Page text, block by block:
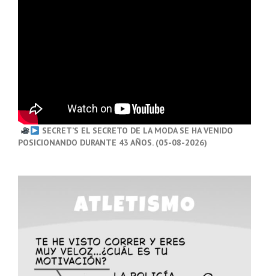
SECRET’S EL SECRETO DE LA MODA SE HA VENIDO
POSICIONANDO DURANTE 43 AÑOS. (05-08-2026)